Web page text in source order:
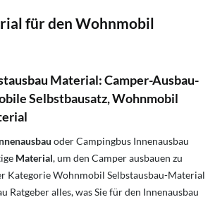
für den Wohnmobil
Material: Camper-Ausbau-
Selbstbausatz, Wohnmobil
oder Campingbus Innenausbau
Material, um den Camper ausbauen zu
Kategorie Wohnmobil Selbstausbau-Material
Ratgeber alles, was Sie für den Innenausbau